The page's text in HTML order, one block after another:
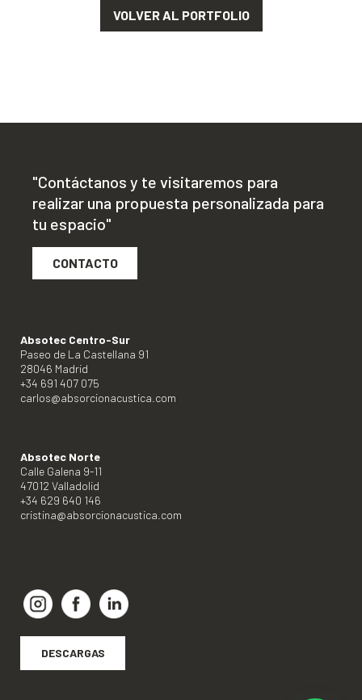
VOLVER AL PORTFOLIO
"Contáctanos y te visitaremos para
realizar una propuesta personalizada para
tu espacio"
CONTACTO
Absotec Centro-Sur
Paseo de La Castellana 91
28046 Madrid
+34 691 407 075
carlos@absorcionacustica.com
Absotec Norte
Calle Galena 9-11
47012 Valladolid
+34 629 640 146
cristina@absorcionacustica.com
DESCARGAS